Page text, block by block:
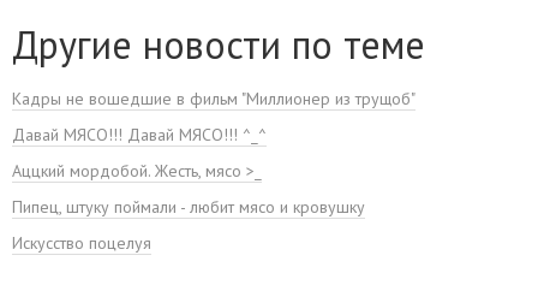
Другие новости по теме
Кадры не вошедшие в фильм "Миллионер из трущоб"
Давай МЯСО!!! Давай МЯСО!!! ^_^
Аццкий мордобой. Жесть, мясо >_
Пипец, штуку поймали - любит мясо и кровушку
Искусство поцелуя